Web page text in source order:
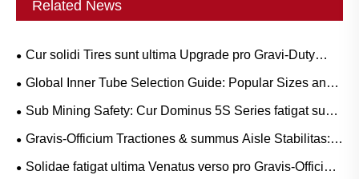
Related News
Cur solidi Tires sunt ultima Upgrade pro Gravi-Duty
Workflows?
Global Inner Tube Selection Guide: Popular Sizes and
Scenario-Based Applications for Natural vs. Butyl Rubber
Sub Mining Safety: Cur Dominus 5S Series fatigat sunt
crucial ad Circumscriptis Coste LHD Downtime
Gravis-Officium Tractiones & summus Aisle Stabilitas:
pervenire CARRUS Purgamentum Tyrum Press trends
Solidae fatigat ultima Venatus verso pro Gravis-Officium